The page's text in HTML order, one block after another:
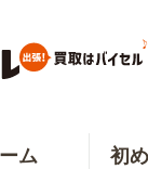
ム 初